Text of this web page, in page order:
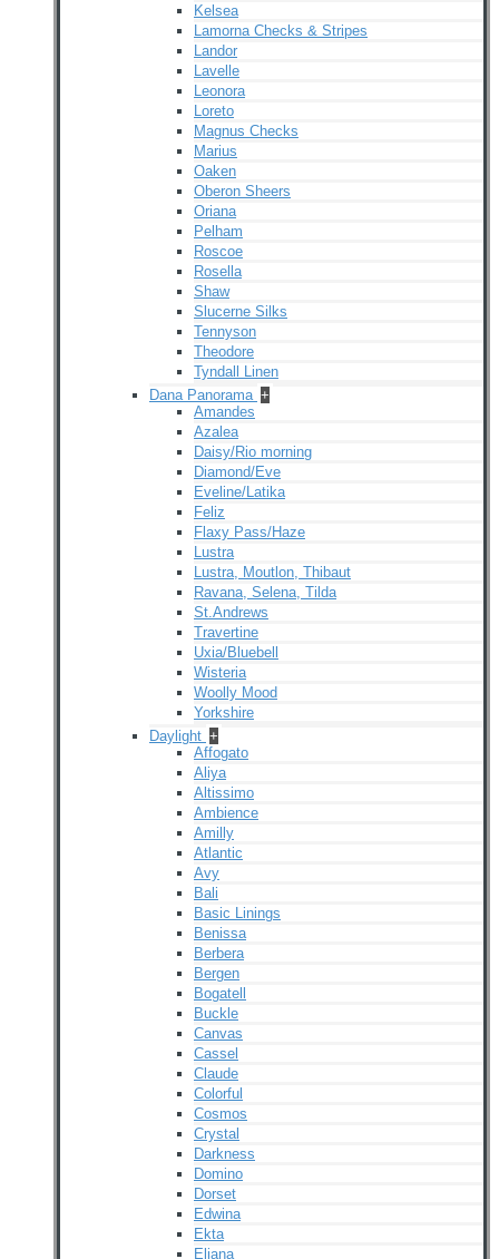
Kelsea
Lamorna Checks & Stripes
Landor
Lavelle
Leonora
Loreto
Magnus Checks
Marius
Oaken
Oberon Sheers
Oriana
Pelham
Roscoe
Rosella
Shaw
Slucerne Silks
Tennyson
Theodore
Tyndall Linen
Dana Panorama +
Amandes
Azalea
Daisy/Rio morning
Diamond/Eve
Eveline/Latika
Feliz
Flaxy Pass/Haze
Lustra
Lustra, Moutlon, Thibaut
Ravana, Selena, Tilda
St.Andrews
Travertine
Uxia/Bluebell
Wisteria
Woolly Mood
Yorkshire
Daylight +
Affogato
Aliya
Altissimo
Ambience
Amilly
Atlantic
Avy
Bali
Basic Linings
Benissa
Berbera
Bergen
Bogatell
Buckle
Canvas
Cassel
Claude
Colorful
Cosmos
Crystal
Darkness
Domino
Dorset
Edwina
Ekta
Eliana